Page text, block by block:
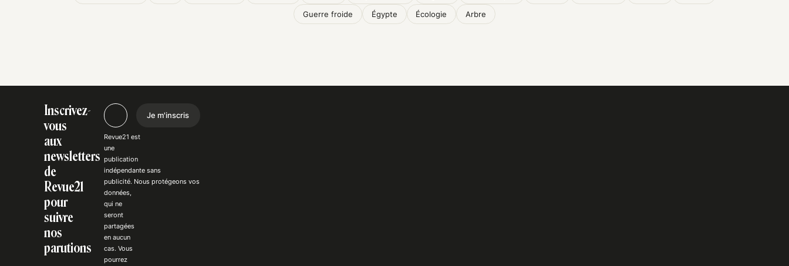
Guerre froide Égypte Écologie Arbre
Inscrivez-
vous
aux
newsletters
de
Revue21
pour
suivre
nos
parutions
Je m'inscris
Revue21 est
une
publication
indépendantesans
publicité. Nousprotégeons vos
données,
qui ne
seront
partagées
en aucun
cas. Vous
pourrez